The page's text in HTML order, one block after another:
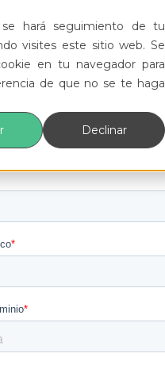
hará seguimiento de tu
visites este sitio web. Se
en tu navegador para
de que no se te haga
Declinar
¡Inscríbete aquí!